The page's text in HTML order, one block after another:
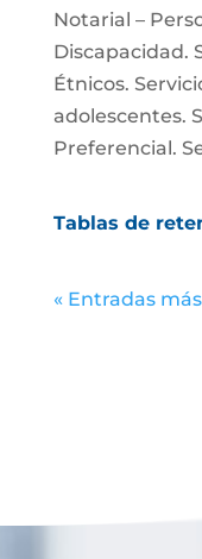
Notarial –
Discapacidad.
Étnicos.
adolescentes.
Preferencial.
Tablas de
« Entradas